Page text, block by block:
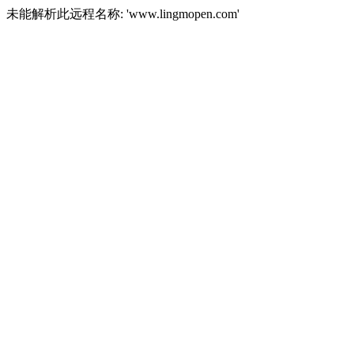
未能解析此远程名称: 'www.lingmopen.com'